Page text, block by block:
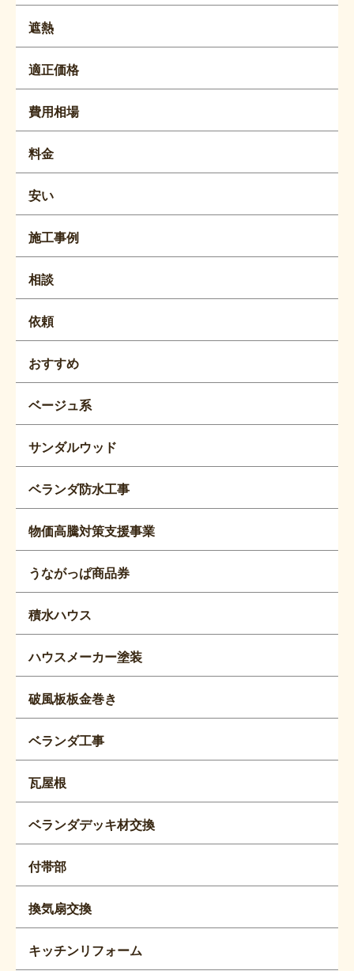
遮熱
適正価格
費用相場
料金
安い
施工事例
相談
依頼
おすすめ
ベージュ系
サンダルウッド
ベランダ防水工事
物価高騰対策支援事業
うながっぱ商品券
積水ハウス
ハウスメーカー塗装
破風板板金巻き
ベランダ工事
瓦屋根
ベランダデッキ材交換
付帯部
換気扇交換
キッチンリフォーム